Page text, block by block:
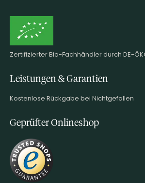
Zertifizierter Bio-Fachhändler durch DE-
Leistungen & Garantien
Kostenlose Rückgabe bei Nichtgefallen
Geprüfter Onlineshop